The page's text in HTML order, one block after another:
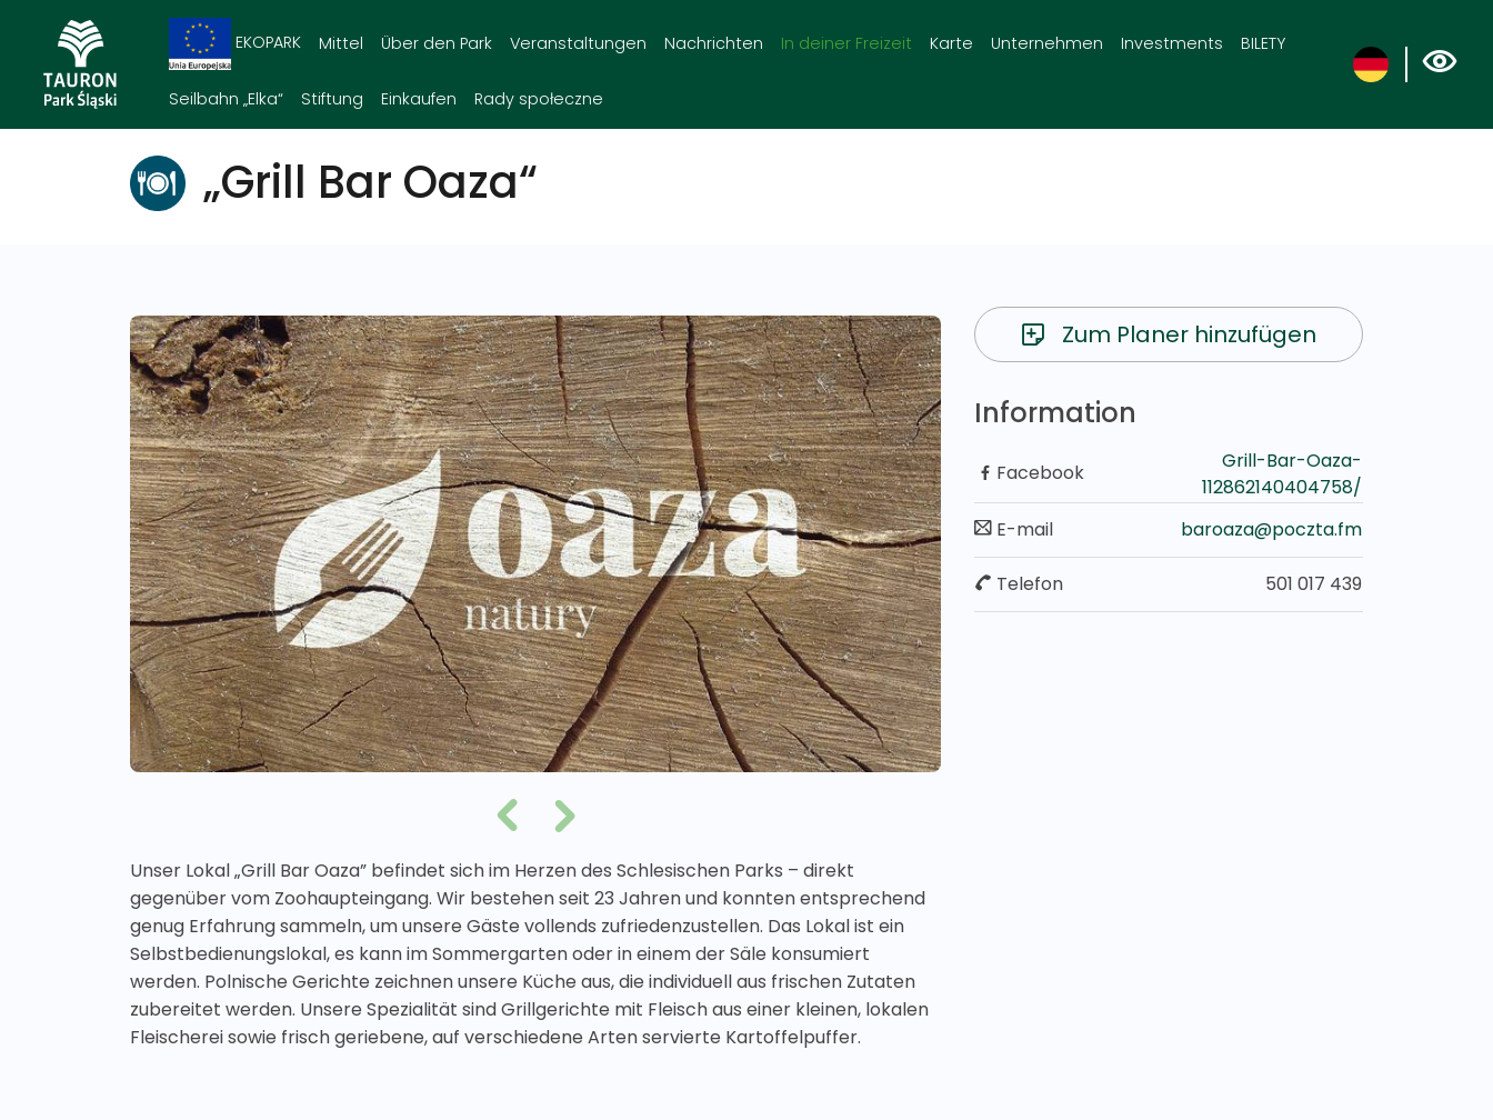
EKOPARK Mittel Über den Park Veranstaltungen Nachrichten In deiner Freizeit Karte Unternehmen Investments BILETY
Seilbahn „Elka“ Stiftung Einkaufen Rady społeczne
„Grill Bar Oaza“
Unser Lokal „Grill Bar Oaza” befindet sich im Herzen des Schlesischen Parks – direkt
gegenüber vom Zoohaupteingang. Wir bestehen seit 23 Jahren und konnten entsprechend
genug Erfahrung sammeln, um unsere Gäste vollends zufriedenzustellen. Das Lokal ist ein
Selbstbedienungslokal, es kann im Sommergarten oder in einem der Säle konsumiert
werden. Polnische Gerichte zeichnen unsere Küche aus, die individuell aus frischen Zutaten
zubereitet werden. Unsere Spezialität sind Grillgerichte mit Fleisch aus einer kleinen, lokalen
Fleischerei sowie frisch geriebene, auf verschiedene Arten servierte Kartoffelpuffer.
Zum Planer hinzufügen
Information
Facebook
Grill-Bar-Oaza-
112862140404758/
E-mail
baroaza@poczta.fm
Telefon 501 017 439